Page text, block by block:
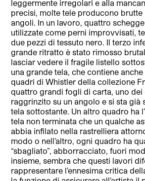
leggermente irregolari e alla
precisi, molte tele producono brutte
angoli. In un lavoro, quattro
utilizzate come perni improvvisati,
due pezzi di tessuto nero. Il terzo
grande ritratto è stato rimosso
lasciar vedere il fragile listello
una grande tela, che contiene
quadri di Whistler della collezione
quattro grandi fogli di carta, uno dei
raggrinzito su un angolo e si sta già
tela sottostante. Un altro quadro ha
tela non terminata che un qualche
abbia infilato nella rastrelliera
modo o nell’altro, ogni quadro ha
“sbagliato”, abborracciato, fuori
insieme, sembra che questi lavori
rappresentare l’ennesima critica